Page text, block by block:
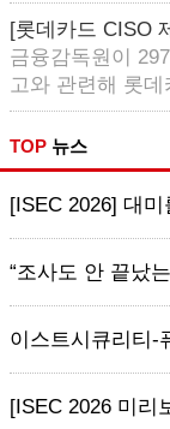
[롯데카드 CISO
금융감독원이
고와 관련해 롯
TOP 뉴스
[ISEC 2026] 대
“조사도 안 끝났
이스트시큐리티-
[ISEC 2026 미리